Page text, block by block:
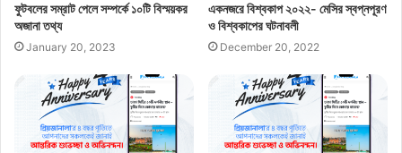
ফুটবলের সম্রাট পেলে সম্পর্কে ১০টি বিস্ময়কর
অজানা তথ্য
January 20, 2023
একনজরে বিশ্বকাপ ২০২২- মেসির স্বপ্নপূরণ
ও বিশ্বকাপের ঘটনাবলী
December 20, 2022